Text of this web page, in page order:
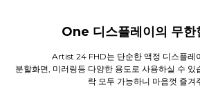
One 디스플레이의 무한
Artist 24 FHD는 단순한 액정 디스플레
분할화면, 미러링등 다양한 용도로 사용하실 수 있
락 모두 가능하니 마음껏 즐겨